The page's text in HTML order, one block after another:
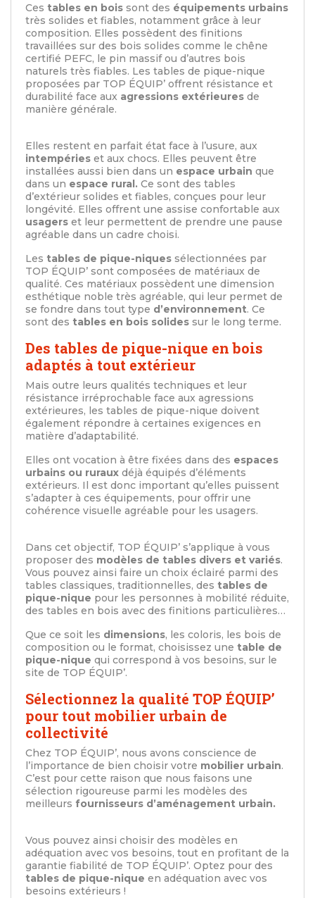
Ces tables en bois sont des équipements urbains
très solides et fiables, notamment grâce à leur
composition. Elles possèdent des finitions
travaillées sur des bois solides comme le chêne
certifié PEFC, le pin massif ou d’autres bois
naturels très fiables. Les tables de pique-nique
proposées par TOP ÉQUIP’ offrent résistance et
durabilité face aux agressions extérieures de
manière générale.
Elles restent en parfait état face à l’usure, aux
intempéries et aux chocs. Elles peuvent être
installées aussi bien dans un espace urbain que
dans un espace rural. Ce sont des tables
d’extérieur solides et fiables, conçues pour leur
longévité. Elles offrent une assise confortable aux
usagers et leur permettent de prendre une pause
agréable dans un cadre choisi.
Les tables de pique-niques sélectionnées par
TOP ÉQUIP’ sont composées de matériaux de
qualité. Ces matériaux possèdent une dimension
esthétique noble très agréable, qui leur permet de
se fondre dans tout type d’environnement. Ce
sont des tables en bois solides sur le long terme.
Des tables de pique-nique en bois
adaptés à tout extérieur
Mais outre leurs qualités techniques et leur
résistance irréprochable face aux agressions
extérieures, les tables de pique-nique doivent
également répondre à certaines exigences en
matière d’adaptabilité.
Elles ont vocation à être fixées dans des espaces
urbains ou ruraux déjà équipés d’éléments
extérieurs. Il est donc important qu’elles puissent
s’adapter à ces équipements, pour offrir une
cohérence visuelle agréable pour les usagers.
Dans cet objectif, TOP ÉQUIP’ s’applique à vous
proposer des modèles de tables divers et variés.
Vous pouvez ainsi faire un choix éclairé parmi des
tables classiques, traditionnelles, des tables de
pique-nique pour les personnes à mobilité réduite,
des tables en bois avec des finitions particulières…
Que ce soit les dimensions, les coloris, les bois de
composition ou le format, choisissez une table de
pique-nique qui correspond à vos besoins, sur le
site de TOP ÉQUIP’.
Sélectionnez la qualité TOP ÉQUIP’
pour tout mobilier urbain de
collectivité
Chez TOP ÉQUIP’, nous avons conscience de
l’importance de bien choisir votre mobilier urbain.
C’est pour cette raison que nous faisons une
sélection rigoureuse parmi les modèles des
meilleurs fournisseurs d’aménagement urbain.
Vous pouvez ainsi choisir des modèles en
adéquation avec vos besoins, tout en profitant de la
garantie fiabilité de TOP ÉQUIP’. Optez pour des
tables de pique-nique en adéquation avec vos
besoins extérieurs !